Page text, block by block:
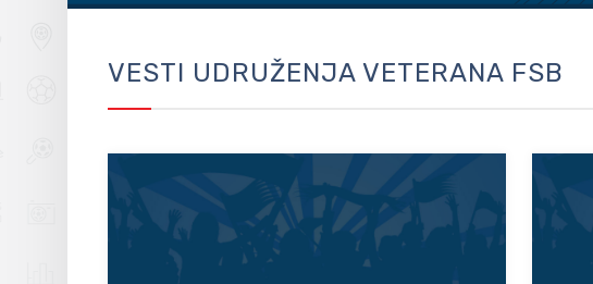
VESTI UDRUŽENJA VETERANA FSB